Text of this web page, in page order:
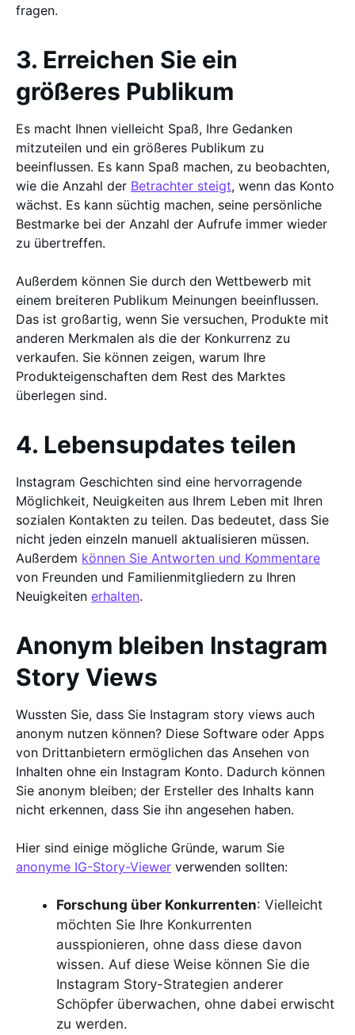
fragen.
3. Erreichen Sie ein
größeres Publikum
Es macht Ihnen vielleicht Spaß, Ihre Gedanken
mitzuteilen und ein größeres Publikum zu
beeinflussen. Es kann Spaß machen, zu beobachten,
wie die Anzahl der Betrachter steigt, wenn das Konto
wächst. Es kann süchtig machen, seine persönliche
Bestmarke bei der Anzahl der Aufrufe immer wieder
zu übertreffen.
Außerdem können Sie durch den Wettbewerb mit
einem breiteren Publikum Meinungen beeinflussen.
Das ist großartig, wenn Sie versuchen, Produkte mit
anderen Merkmalen als die der Konkurrenz zu
verkaufen. Sie können zeigen, warum Ihre
Produkteigenschaften dem Rest des Marktes
überlegen sind.
4. Lebensupdates teilen
Instagram Geschichten sind eine hervorragende
Möglichkeit, Neuigkeiten aus Ihrem Leben mit Ihren
sozialen Kontakten zu teilen. Das bedeutet, dass Sie
nicht jeden einzeln manuell aktualisieren müssen.
Außerdem können Sie Antworten und Kommentare
von Freunden und Familienmitgliedern zu Ihren
Neuigkeiten erhalten.
Anonym bleiben Instagram
Story Views
Wussten Sie, dass Sie Instagram story views auch
anonym nutzen können? Diese Software oder Apps
von Drittanbietern ermöglichen das Ansehen von
Inhalten ohne ein Instagram Konto. Dadurch können
Sie anonym bleiben; der Ersteller des Inhalts kann
nicht erkennen, dass Sie ihn angesehen haben.
Hier sind einige mögliche Gründe, warum Sie
anonyme IG-Story-Viewer verwenden sollten:
Forschung über Konkurrenten: Vielleicht
möchten Sie Ihre Konkurrenten
ausspionieren, ohne dass diese davon
wissen. Auf diese Weise können Sie die
Instagram Story-Strategien anderer
Schöpfer überwachen, ohne dabei erwischt
zu werden.